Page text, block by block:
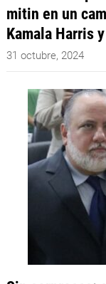
mitin en un
Kamala Harris
31 octubre, 2024